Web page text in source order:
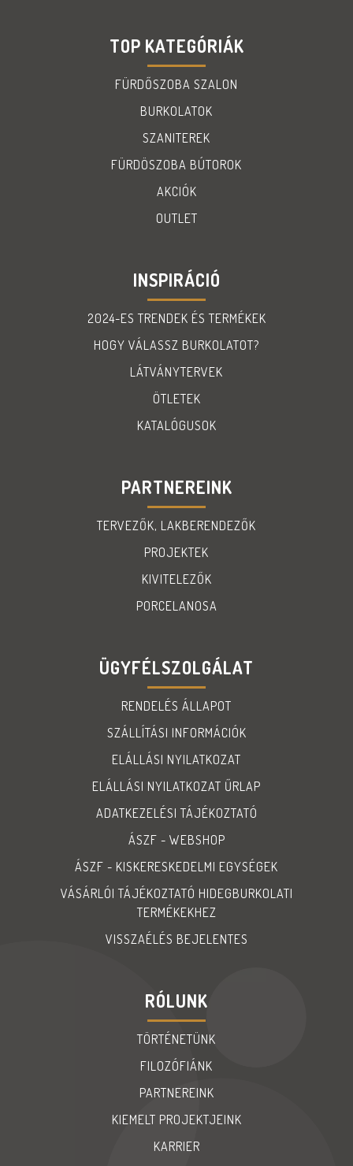
TOP KATEGÓRIÁK
FÜRDŐSZOBA SZALON
BURKOLATOK
SZANITEREK
FÜRDÖSZOBA BÚTOROK
AKCIÓK
OUTLET
INSPIRÁCIÓ
2024-ES TRENDEK ÉS TERMÉKEK
HOGY VÁLASSZ BURKOLATOT?
LÁTVÁNYTERVEK
ÖTLETEK
KATALÓGUSOK
PARTNEREINK
TERVEZŐK, LAKBERENDEZŐK
PROJEKTEK
KIVITELEZŐK
PORCELANOSA
ÜGYFÉLSZOLGÁLAT
RENDELÉS ÁLLAPOT
SZÁLLÍTÁSI INFORMÁCIÓK
ELÁLLÁSI NYILATKOZAT
ELÁLLÁSI NYILATKOZAT ŰRLAP
ADATKEZELÉSI TÁJÉKOZTATÓ
ÁSZF - WEBSHOP
ÁSZF - KISKERESKEDELMI EGYSÉGEK
VÁSÁRLÓI TÁJÉKOZTATÓ HIDEGBURKOLATI
TERMÉKEKHEZ
VISSZAÉLÉS BEJELENTES
RÓLUNK
TÖRTÉNETÜNK
FILOZÓFIÁNK
PARTNEREINK
KIEMELT PROJEKTJEINK
KARRIER